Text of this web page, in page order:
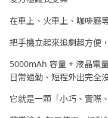
在車上、火車上、咖啡廳
把手機立起來追劇超方便
5000mAh 容量 + 液晶電
日常通勤、短程外出完全
它就是一顆「小巧、實際